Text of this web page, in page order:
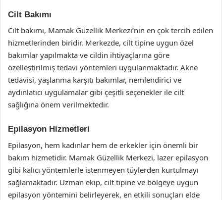
Cilt Bakımı
Cilt bakımı, Mamak Güzellik Merkezi’nin en çok tercih edilen
hizmetlerinden biridir. Merkezde, cilt tipine uygun özel
bakımlar yapılmakta ve cildin ihtiyaçlarına göre
özelleştirilmiş tedavi yöntemleri uygulanmaktadır. Akne
tedavisi, yaşlanma karşıtı bakımlar, nemlendirici ve
aydınlatıcı uygulamalar gibi çeşitli seçenekler ile cilt
sağlığına önem verilmektedir.
Epilasyon Hizmetleri
Epilasyon, hem kadınlar hem de erkekler için önemli bir
bakım hizmetidir. Mamak Güzellik Merkezi, lazer epilasyon
gibi kalıcı yöntemlerle istenmeyen tüylerden kurtulmayı
sağlamaktadır. Uzman ekip, cilt tipine ve bölgeye uygun
epilasyon yöntemini belirleyerek, en etkili sonuçları elde